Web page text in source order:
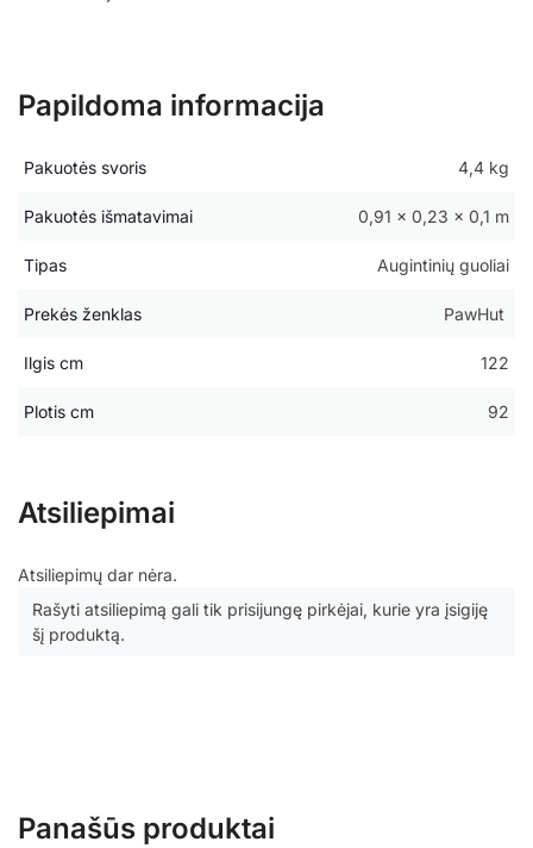
Papildoma informacija
Pakuotės svoris 4,4 kg
Pakuotės išmatavimai 0,91 × 0,23 × 0,1 m
Tipas Augintinių guoliai
Prekės ženklas PawHut
Ilgis cm 122
Plotis cm 92
Atsiliepimai
Atsiliepimų dar nėra.
Rašyti atsiliepimą gali tik prisijungę pirkėjai, kurie yra įsigiję
šį produktą.
Panašūs produktai